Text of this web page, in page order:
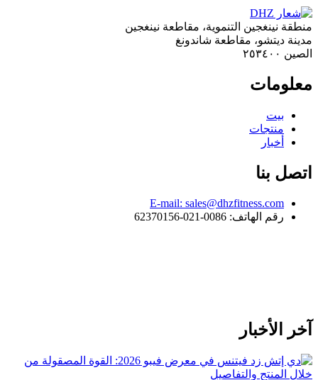
منطقة نينغجين التنموية، مقاطعة نينغجين
مدينة ديتشو، مقاطعة شاندونغ
الصين ٢٥٣٤٠٠
معلومات
بيت
منتجات
أخبار
اتصل بنا
E-mail: sales@dhzfitness.com
رقم الهاتف: 0086-021-62370156
آخر الأخبار